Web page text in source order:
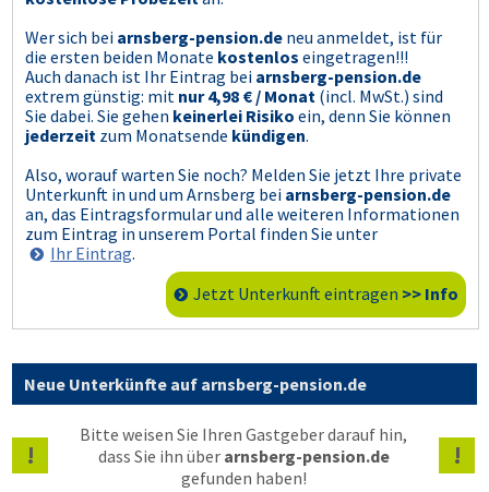
Wer sich bei arnsberg-pension.de neu anmeldet, ist für
die ersten beiden Monate kostenlos eingetragen!!!
Auch danach ist Ihr Eintrag bei arnsberg-pension.de
extrem günstig: mit nur 4,98 € / Monat (incl. MwSt.) sind
Sie dabei. Sie gehen keinerlei Risiko ein, denn Sie können
jederzeit zum Monatsende kündigen.
Also, worauf warten Sie noch? Melden Sie jetzt Ihre private
Unterkunft in und um Arnsberg bei arnsberg-pension.de
an, das Eintragsformular und alle weiteren Informationen
zum Eintrag in unserem Portal finden Sie unter
Ihr Eintrag.
Jetzt Unterkunft eintragen >> Info
Neue Unterkünfte auf arnsberg-pension.de
!
Bitte weisen Sie Ihren Gastgeber darauf hin,
dass Sie ihn über arnsberg-pension.de
gefunden haben!
!